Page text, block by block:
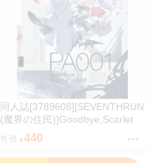
同人誌[3789608][SEVENTHRUN
(魔界の住民)]Goodbye,Scarlet
World【特典】 (創作)
售價 440